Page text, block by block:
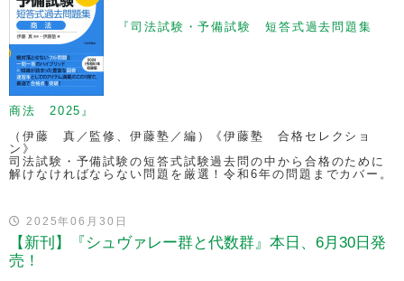
『司法試験・予備試験 短答式過去問題集
商法 2025』
（伊藤 真／監修、伊藤塾／編）《伊藤塾 合格セレクショ
ン》
司法試験・予備試験の短答式試験過去問の中から合格のために
解けなければならない問題を厳選！令和6年の問題までカバー。
2025年06月30日
【新刊】『シュヴァレー群と代数群』本日、6月30日発
売！